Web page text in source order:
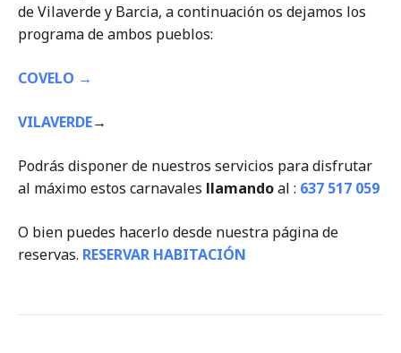
de Vilaverde y Barcia, a continuación os dejamos los
programa de ambos pueblos:
COVELO →
VILAVERDE→
Podrás disponer de nuestros servicios para disfrutar
al máximo estos carnavales llamandoal : 637 517 059
O bien puedes hacerlo desde nuestra página de
reservas. RESERVAR HABITACIÓN